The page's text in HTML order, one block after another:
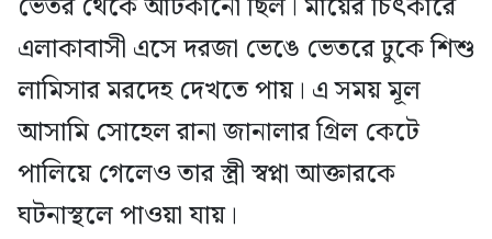
এলাকাবাসী এসে দরজা ভেঙে ভেতরে ঢুকে শিশু
লামিসার মরদেহ দেখতে পায়। এ সময় মূল
আসামি সোহেল রানা জানালার গ্রিল কেটে
পালিয়ে গেলেও তার স্ত্রী স্বপ্না আক্তারকে
ঘটনাস্থলে পাওয়া যায়।